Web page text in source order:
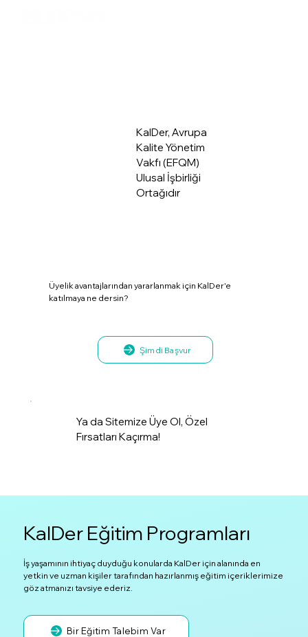
KalDer, Avrupa
Kalite Yönetim
Vakfı (EFQM)
Ulusal İşbirliği
Ortağıdır
Üyelik avantajlarından yararlanmak için KalDer'e
katılmaya ne dersin?
Şimdi Başvur
Ya da Sitemize Üye Ol, Özel
Fırsatları Kaçırma!
KalDer Eğitim Programları
İş yaşamının ihtiyaç duyduğu konularda KalDer için alanında en
yetkin ve uzman kişiler tarafından hazırlanmış eğitim içeriklerimize
göz atmanızı tavsiye ederiz.
Bir Eğitim Talebim Var